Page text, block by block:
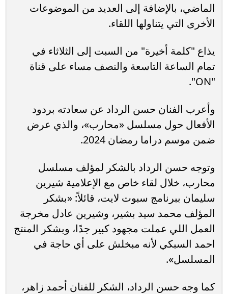
الماضي، بالإضافة إلى العديد من الموضوعات
الأخرى التي يتناولها اللقاء.
يذاع "كلمة أخيرة" من السبت إلى الثلاثاء في
تمام الساعة التاسعة والنصف مساء على قناة
"ON".
وأعرب الفنان حسن الرداد عن سعادته بردود
الأفعال حول مسلسل «محارب»، والذي عرض
ضمن موسم دراما رمضان 2024.
وتوجه حسن الرداد بالشكر لمؤلف مسلسل
محارب، خلال لقاء خاص مع الإعلامية شيرين
سليمان ببرنامج سبوت لايت، قائلاً: «بشكر
المؤلف محمد سيد بشير، وشيرين عادل مخرجة
العمل اللي عملت مجهود كبير جدًا، وبشكر المنتج
احمد السبكي لأنه مبخلش على أي حاجة في
المسلسل».
كما وجه حسن الرداد، الشكر للفنان أحمد زاهر،